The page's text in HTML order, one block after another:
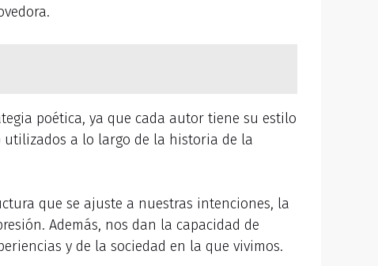
poética, ya que cada autor tiene su estilo
utilizados a lo largo de la historia de la
que se ajuste a nuestras intenciones, la
Además, nos dan la capacidad de
y de la sociedad en la que vivimos.